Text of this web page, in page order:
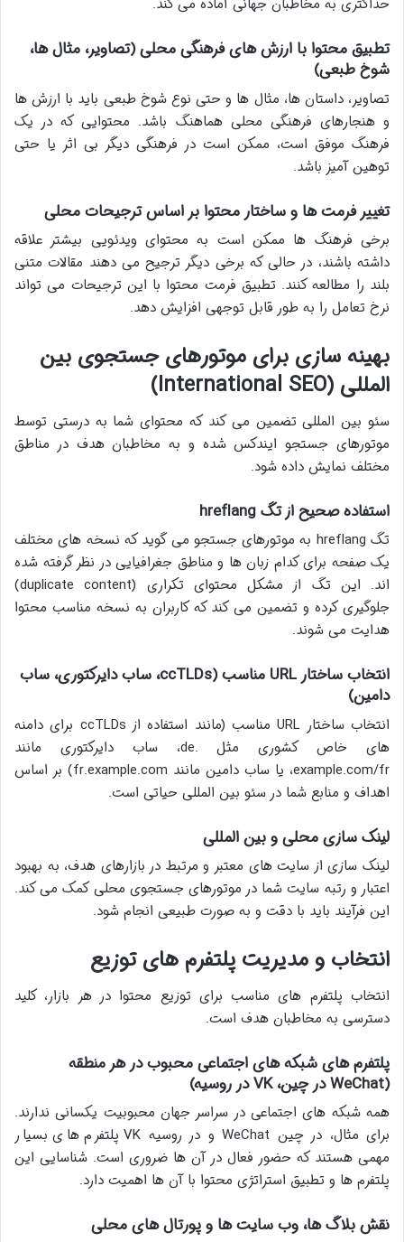
حداکثری به مخاطبان جهانی آماده می کند.
تطبیق محتوا با ارزش های فرهنگی محلی (تصاویر، مثال ها،
شوخ طبعی)
تصاویر، داستان ها، مثال ها و حتی نوع شوخ طبعی باید با ارزش ها
و هنجارهای فرهنگی محلی هماهنگ باشد. محتوایی که در یک
فرهنگ موفق است، ممکن است در فرهنگی دیگر بی اثر یا حتی
توهین آمیز باشد.
تغییر فرمت ها و ساختار محتوا بر اساس ترجیحات محلی
برخی فرهنگ ها ممکن است به محتوای ویدئویی بیشتر علاقه
داشته باشند، در حالی که برخی دیگر ترجیح می دهند مقالات متنی
بلند را مطالعه کنند. تطبیق فرمت محتوا با این ترجیحات می تواند
نرخ تعامل را به طور قابل توجهی افزایش دهد.
بهینه سازی برای موتورهای جستجوی بین
المللی (International SEO)
سئو بین المللی تضمین می کند که محتوای شما به درستی توسط
موتورهای جستجو ایندکس شده و به مخاطبان هدف در مناطق
مختلف نمایش داده شود.
استفاده صحیح از تگ hreflang
تگ hreflang به موتورهای جستجو می گوید که نسخه های مختلف
یک صفحه برای کدام زبان ها و مناطق جغرافیایی در نظر گرفته شده
اند. این تگ از مشکل محتوای تکراری (duplicate content)
جلوگیری کرده و تضمین می کند که کاربران به نسخه مناسب محتوا
هدایت می شوند.
انتخاب ساختار URL مناسب (ccTLDs، ساب دایرکتوری، ساب
دامین)
انتخاب ساختار URL مناسب (مانند استفاده از ccTLDs برای دامنه
های خاص کشوری مثل .de، ساب دایرکتوری مانند
example.com/fr، یا ساب دامین مانند fr.example.com) بر اساس
اهداف و منابع شما در سئو بین المللی حیاتی است.
لینک سازی محلی و بین المللی
لینک سازی از سایت های معتبر و مرتبط در بازارهای هدف، به بهبود
اعتبار و رتبه سایت شما در موتورهای جستجوی محلی کمک می کند.
این فرآیند باید با دقت و به صورت طبیعی انجام شود.
انتخاب و مدیریت پلتفرم های توزیع
انتخاب پلتفرم های مناسب برای توزیع محتوا در هر بازار، کلید
دسترسی به مخاطبان هدف است.
پلتفرم های شبکه های اجتماعی محبوب در هر منطقه
(WeChat در چین، VK در روسیه)
همه شبکه های اجتماعی در سراسر جهان محبوبیت یکسانی ندارند.
برای مثال، در چین WeChat و در روسیه VK پلتفرم های بسیار
مهمی هستند که حضور فعال در آن ها ضروری است. شناسایی این
پلتفرم ها و تطبیق استراتژی محتوا با آن ها اهمیت دارد.
نقش بلاگ ها، وب سایت ها و پورتال های محلی